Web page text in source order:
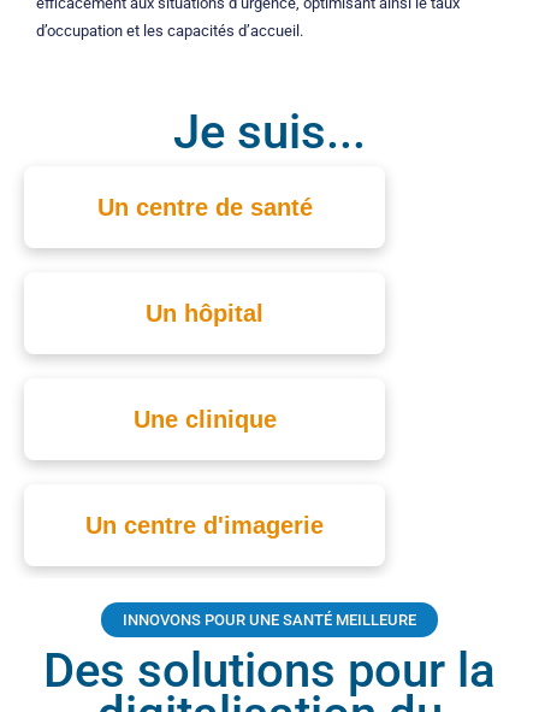
d’occupation et les capacités d’accueil.
Je suis...
Un centre de santé
Un hôpital
Une clinique
Un centre d'imagerie
INNOVONS POUR UNE SANTÉ MEILLEURE
Des solutions pour la